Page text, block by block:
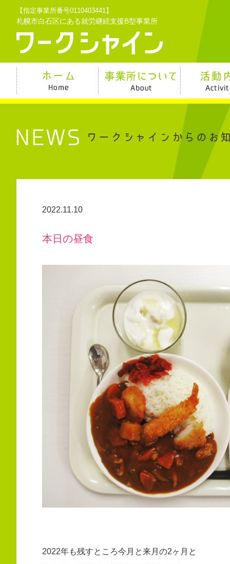
【指定事業所番号0110403441】
札幌市白石区にある就労継続支援B型事業所
2022.11.10
本日の昼食
2022年も残すところ今月と来月の2ヶ月と